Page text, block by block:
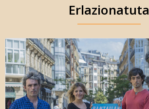
Erlazionatuta